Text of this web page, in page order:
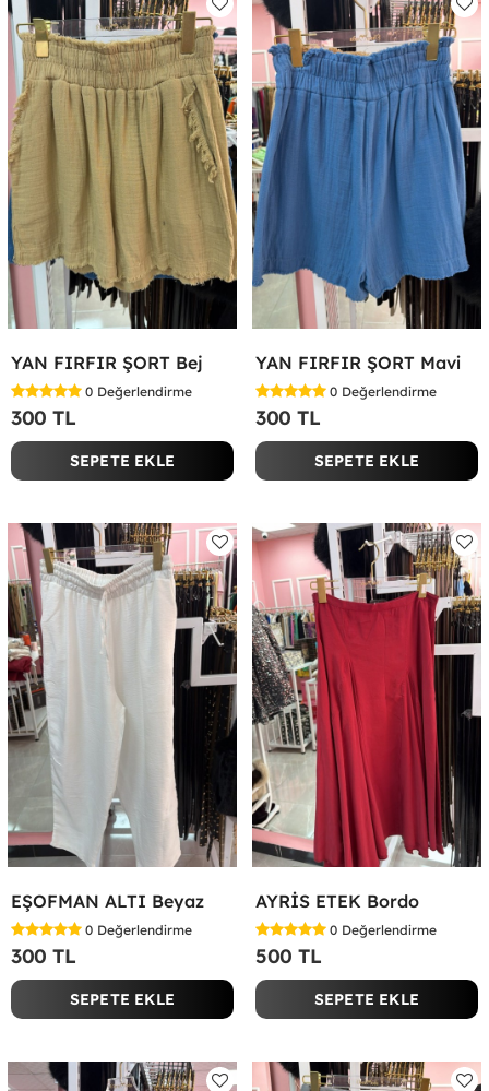
YAN FIRFIR ŞORT Bej
0 Değerlendirme
300 TL
SEPETE EKLE
YAN FIRFIR ŞORT Mavi
0 Değerlendirme
300 TL
SEPETE EKLE
EŞOFMAN ALTI Beyaz
0 Değerlendirme
300 TL
SEPETE EKLE
AYRİS ETEK Bordo
0 Değerlendirme
500 TL
SEPETE EKLE